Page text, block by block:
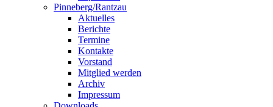
Pinneberg/Rantzau
Aktuelles
Berichte
Termine
Kontakte
Vorstand
Mitglied werden
Archiv
Impressum